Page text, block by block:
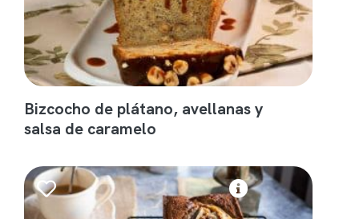
Bizcocho de plátano, avellanas y
salsa de caramelo